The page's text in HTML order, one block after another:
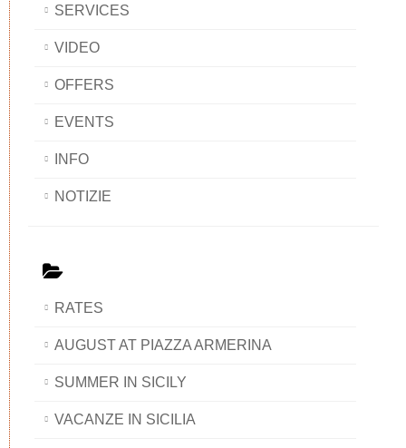
SERVICES
VIDEO
OFFERS
EVENTS
INFO
NOTIZIE
RATES
AUGUST AT PIAZZA ARMERINA
SUMMER IN SICILY
VACANZE IN SICILIA